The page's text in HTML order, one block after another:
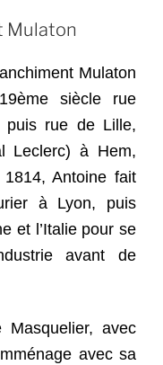
Mulaton
Mulaton
siècle rue
puis rue de Lille,
Leclerc) à Hem,
Antoine fait
à Lyon, puis
et l’Italie pour se
avant de
Masquelier, avec
avec sa